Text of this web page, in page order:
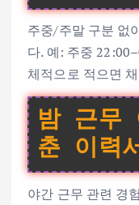
주중/주말 구분 없
다. 예: 주중
체적으로 적으면
밤 근무
춘 이력
야간 근무 관련 경